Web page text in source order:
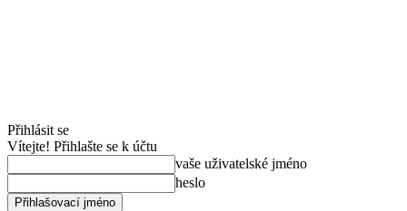
Přihlásit se
Vítejte! Přihlašte se k účtu
vaše uživatelské jméno
heslo